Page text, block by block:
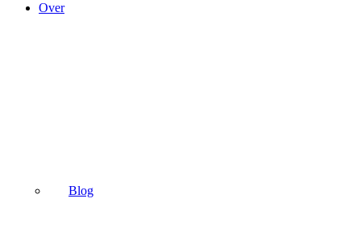
Over
Blog